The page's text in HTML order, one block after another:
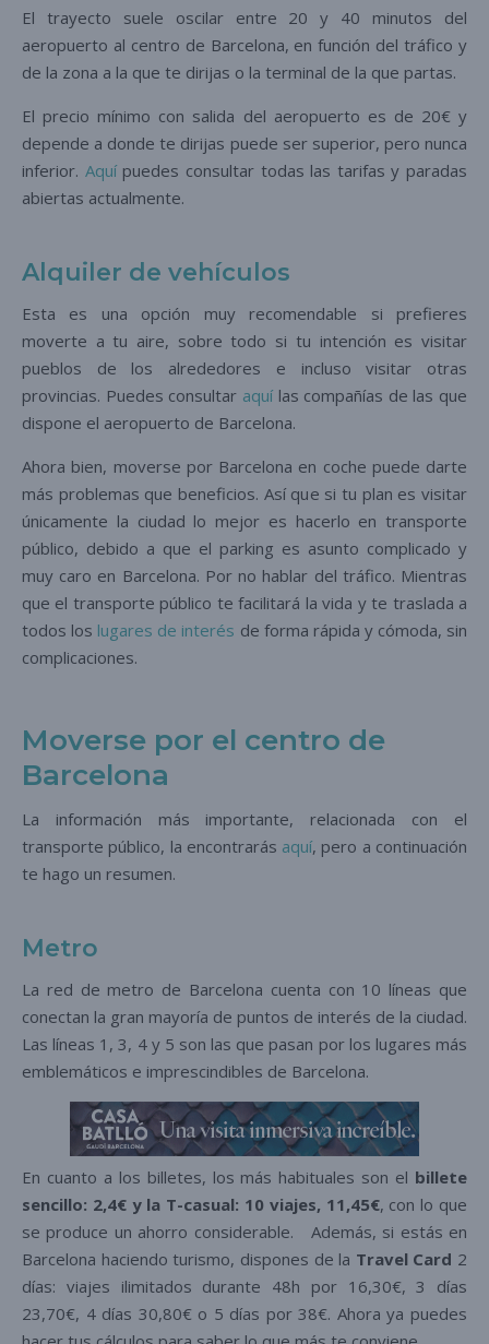
El trayecto suele oscilar entre 20 y 40 minutos del
aeropuerto al centro de Barcelona, en función del tráfico y
de la zona a la que te dirijas o la terminal de la que partas.
El precio mínimo con salida del aeropuerto es de 20€ y
depende a donde te dirijas puede ser superior, pero nunca
inferior. Aquípuedes consultar todas las tarifas y paradas
abiertas actualmente.
Alquiler de vehículos
Esta es una opción muy recomendable si prefieres
moverte a tu aire, sobre todo si tu intención es visitar
pueblos de los alrededores e incluso visitar otras
provincias. Puedes consultar aquílas compañías de las que
dispone el aeropuerto de Barcelona.
Ahora bien, moverse por Barcelona en coche puede darte
más problemas que beneficios. Así que si tu plan es visitar
únicamente la ciudad lo mejor es hacerlo en transporte
público, debido a que el parking es asunto complicado y
muy caro en Barcelona. Por no hablar del tráfico. Mientras
que el transporte público te facilitará la vida y te traslada a
todos los lugares de interés de forma rápida y cómoda, sin
complicaciones.
Moverse por el centro de
Barcelona
La información más importante, relacionada con el
transporte público, la encontrarás aquí, pero a continuación
te hago un resumen.
Metro
La red de metro de Barcelona cuenta con 10 líneas que
conectan la gran mayoría de puntos de interés de la ciudad.
Las líneas 1, 3, 4 y 5 son las que pasan por los lugares más
emblemáticos e imprescindibles de Barcelona.
En cuanto a los billetes, los más habituales son el billete
sencillo: 2,4€ y la T-casual: 10 viajes, 11,45€, con lo que
se produce un ahorro considerable. Además, si estás en
Barcelona haciendo turismo, dispones de la Travel Card 2
días: viajes ilimitados durante 48h por 16,30€, 3 días
23,70€, 4 días 30,80€ o 5 días por 38€. Ahora ya puedes